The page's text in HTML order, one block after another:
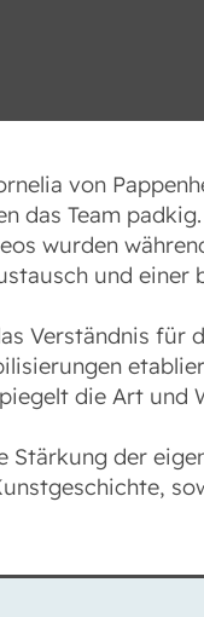
von
das Team
wurden
und
Verständnis für
die Art
Stärkung der